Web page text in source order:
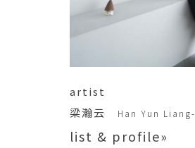
artist
梁瀚云
Han Yun Liang-
list & profile»